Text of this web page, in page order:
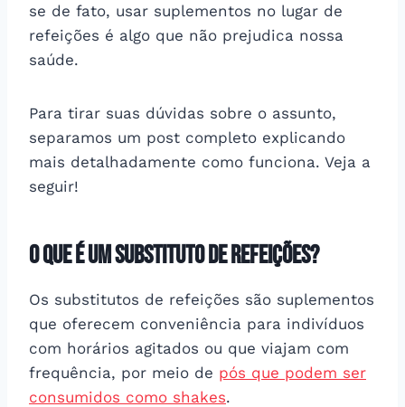
se de fato, usar suplementos no lugar de
refeições é algo que não prejudica nossa
saúde.
Para tirar suas dúvidas sobre o assunto,
separamos um post completo explicando
mais detalhadamente como funciona. Veja a
seguir!
O que é um substituto de refeições?
Os substitutos de refeições são suplementos
que oferecem conveniência para indivíduos
com horários agitados ou que viajam com
frequência, por meio de pós que podem ser
consumidos como shakes.